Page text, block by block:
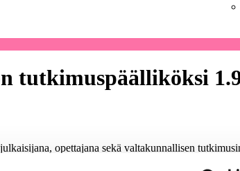
tutkimuspäälliköksi
opettajana sekä valtakunnallisen
Sciences) alan järjestön puheenjohtajana.